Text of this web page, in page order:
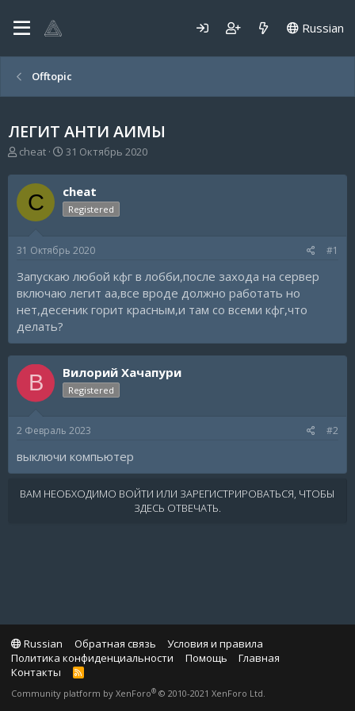
Russian
Offtopic
ЛЕГИТ АНТИ АИМЫ
А
т
о
р
м
cheat
Д
т
а
н
а
а
31 Октябрь 2020
C cheat
Registered
31 Октябрь 2020 #1
Запускаю любой кфг в лобби,после захода на сервер
включаю легит аа,все вроде должно работать но
нет,десеник горит красным,и там со всеми кфг,что
делать?
В Вилорий Хачапури
Registered
2 Февраль 2023 #2
выключи компьютер
ВАМ НЕОБХОДИМО ВОЙТИ ИЛИ ЗАРЕГИСТРИРОВАТЬСЯ, ЧТОБЫ
ЗДЕСЬ ОТВЕЧАТЬ.
Russian Обратная связь
Условия и правила
Политика конфиденциальности
Помощь
Главная
Контакты
R
S
Community platform by XenForo® © 2010-2021 XenForo Ltd.